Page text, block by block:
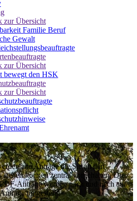
zur Übersicht
Familie Beruf
Gewalt
zur Übersicht
bewegt den HSK
zur Übersicht
alle Anträge die Sie an den
stellen können zentral vorgehalten. Die
Anträge werden nach und nach auf
umgestellt.